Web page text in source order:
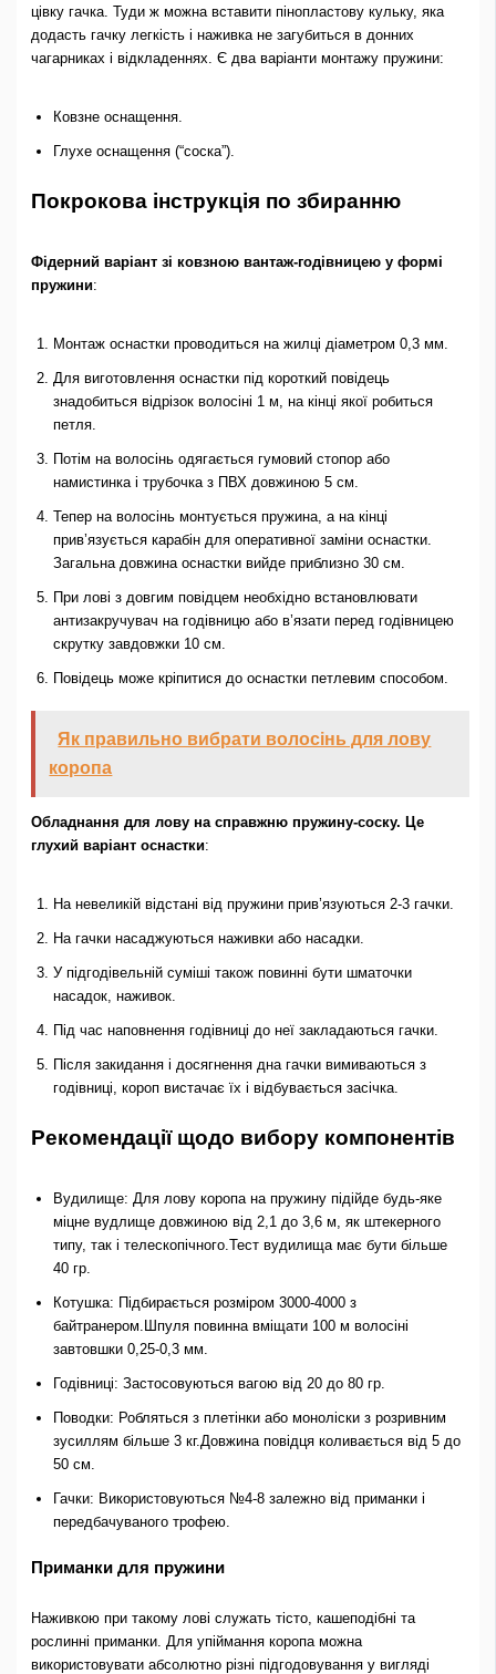
цівку гачка. Туди ж можна вставити пінопластову кульку, яка
додасть гачку легкість і наживка не загубиться в донних
чагарниках і відкладеннях. Є два варіанти монтажу пружини:
Ковзне оснащення.
Глухе оснащення (“соска”).
Покрокова інструкція по збиранню
Фідерний варіант зі ковзною вантаж-годівницею у формі
пружини:
Монтаж оснастки проводиться на жилці діаметром 0,3 мм.
Для виготовлення оснастки під короткий повідець
знадобиться відрізок волосіні 1 м, на кінці якої робиться
петля.
Потім на волосінь одягається гумовий стопор або
намистинка і трубочка з ПВХ довжиною 5 см.
Тепер на волосінь монтується пружина, а на кінці
прив’язується карабін для оперативної заміни оснастки.
Загальна довжина оснастки вийде приблизно 30 см.
При лові з довгим повідцем необхідно встановлювати
антизакручувач на годівницю або в’язати перед годівницею
скрутку завдовжки 10 см.
Повідець може кріпитися до оснастки петлевим способом.
Як правильно вибрати волосінь для лову
коропа
Обладнання для лову на справжню пружину-соску. Це
глухий варіант оснастки:
На невеликій відстані від пружини прив’язуються 2-3 гачки.
На гачки насаджуються наживки або насадки.
У підгодівельній суміші також повинні бути шматочки
насадок, наживок.
Під час наповнення годівниці до неї закладаються гачки.
Після закидання і досягнення дна гачки вимиваються з
годівниці, короп вистачає їх і відбувається засічка.
Рекомендації щодо вибору компонентів
Вудилище: Для лову коропа на пружину підійде будь-яке
міцне вудлище довжиною від 2,1 до 3,6 м, як штекерного
типу, так і телескопічного.Тест вудилища має бути більше
40 гр.
Котушка: Підбирається розміром 3000-4000 з
байтранером.Шпуля повинна вміщати 100 м волосіні
завтовшки 0,25-0,3 мм.
Годівниці: Застосовуються вагою від 20 до 80 гр.
Поводки: Робляться з плетінки або моноліски з розривним
зусиллям більше 3 кг.Довжина повідця коливається від 5 до
50 см.
Гачки: Використовуються №4-8 залежно від приманки і
передбачуваного трофею.
Приманки для пружини
Наживкою при такому лові служать тісто, кашеподібні та
рослинні приманки. Для упіймання коропа можна
використовувати абсолютно різні підгодовування у вигляді